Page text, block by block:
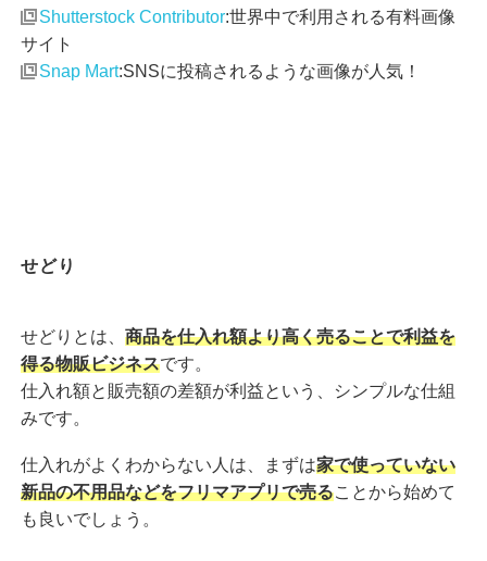
Shutterstock Contributor:世界中で利用される有料画像
サイト
Snap Mart:SNSに投稿されるような画像が人気！
せどり
せどりとは、 商品を仕入れ額より高く売ることで利益を
得る物販ビジネスです。
仕入れ額と販売額の差額が利益という、シンプルな仕組
みです。
仕入れがよくわからない人は、まずは家で使っていない
新品の不用品などをフリマアプリで売ることから始めて
も良いでしょう。